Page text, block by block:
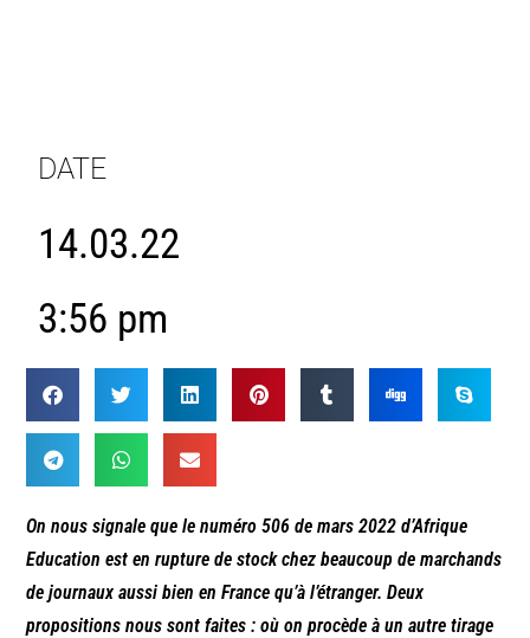
DATE
14.03.22
3:56 pm
On nous signale que le numéro 506 de mars 2022 d’Afrique
Education est en rupture de stock chez beaucoup de marchands
de journaux aussi bien en France qu’à l’étranger. Deux
propositions nous sont faites : où on procède à un autre tirage